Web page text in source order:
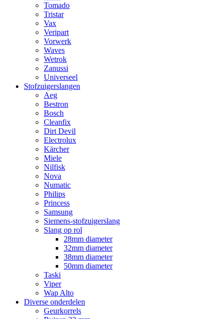
Tomado
Tristar
Vax
Veripart
Vorwerk
Waves
Wetrok
Zanussi
Universeel
Stofzuigerslangen
Aeg
Bestron
Bosch
Cleanfix
Dirt Devil
Electrolux
Kärcher
Miele
Nilfisk
Nova
Numatic
Philips
Princess
Samsung
Siemens-stofzuigerslang
Slang op rol
28mm diameter
32mm diameter
38mm diameter
50mm diameter
Taski
Viper
Wap Alto
Diverse onderdelen
Geurkorrels